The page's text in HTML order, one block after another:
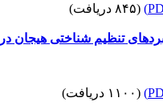
(۸۴۵ دریافت)
تنظیم شناختی هیجان
(۱۱۰۰ دریافت)